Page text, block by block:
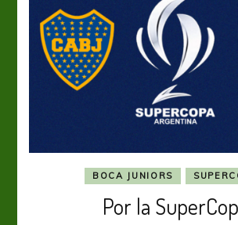
BOCA JUNIORS
Por la